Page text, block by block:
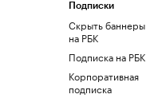
Подписки
Скрыть баннеры
на РБК
Подписка на РБК
Корпоративная
подписка